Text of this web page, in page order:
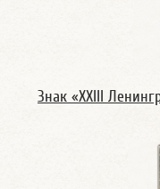
Знак «XXIII